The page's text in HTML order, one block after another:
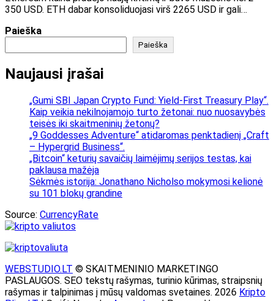
350 USD. ETH dabar konsoliduojasi virš 2265 USD ir gali…
Paieška
Paieška
Naujausi įrašai
„Gumi SBI Japan Crypto Fund: Yield-First Treasury Play“.
Kaip veikia nekilnojamojo turto žetonai: nuo nuosavybės
teisės iki skaitmeninių žetonų?
„9 Goddesses Adventure“ atidaromas penktadienį „Craft
– Hypergrid Business“.
„Bitcoin“ keturių savaičių laimėjimų serijos testas, kai
paklausa mažėja
Sėkmės istorija: Jonathano Nicholso mokymosi kelionė
su 101 blokų grandine
Source: CurrencyRate
WEBSTUDIO.LT © SKAITMENINIO MARKETINGO
PASLAUGOS. SEO tekstų rašymas, turinio kūrimas, straipsnių
rašymas ir talpinimas į mūsų valdomas svetaines. 2026 Kripto